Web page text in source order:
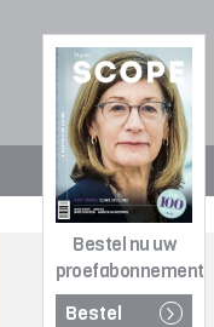
Bestel nu uw
proefabonnement
Bestel